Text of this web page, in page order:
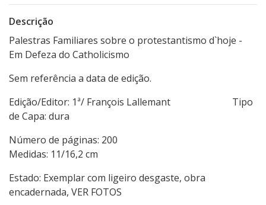
Descrição
Palestras Familiares sobre o protestantismo d`hoje -
Em Defeza do Catholicismo
Sem referência a data de edição.
Edição/Editor: 1ª/ François Lallemant Tipo
de Capa: dura
Número de páginas: 200
Medidas: 11/16,2 cm
Estado: Exemplar com ligeiro desgaste, obra
encadernada, VER FOTOS